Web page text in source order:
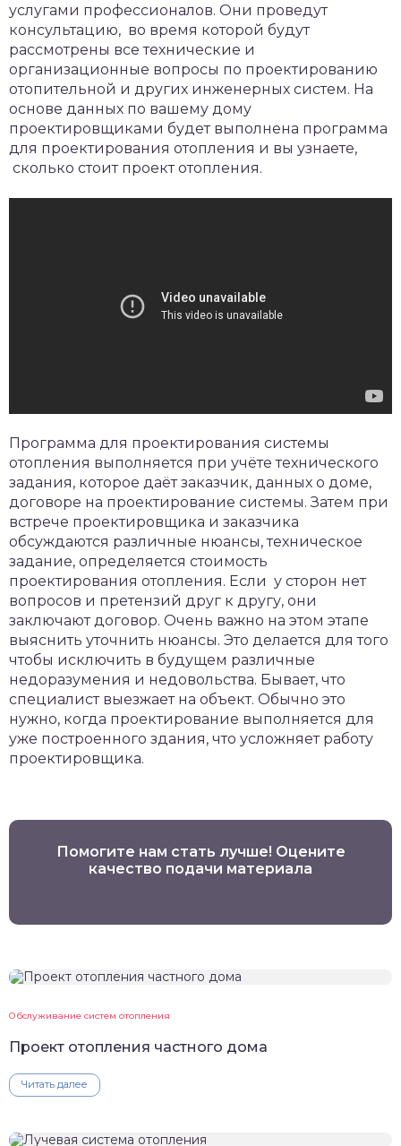
услугами профессионалов. Они проведут
консультацию, во время которой будут
рассмотрены все технические и
организационные вопросы по проектированию
отопительной и других инженерных систем. На
основе данных по вашему дому
проектировщиками будет выполнена программа
для проектирования отопления и вы узнаете,
сколько стоит проект отопления.
Программа для проектирования системы
отопления выполняется при учёте технического
задания, которое даёт заказчик, данных о доме,
договоре на проектирование системы. Затем при
встрече проектировщика и заказчика
обсуждаются различные нюансы, техническое
задание, определяется стоимость
проектирования отопления. Если у сторон нет
вопросов и претензий друг к другу, они
заключают договор. Очень важно на этом этапе
выяснить уточнить нюансы. Это делается для того
чтобы исключить в будущем различные
недоразумения и недовольства. Бывает, что
специалист выезжает на объект. Обычно это
нужно, когда проектирование выполняется для
уже построенного здания, что усложняет работу
проектировщика.
Помогите нам стать лучше! Оцените
качество подачи материала
Обслуживание систем отопления
Проект отопления частного дома
Читать далее